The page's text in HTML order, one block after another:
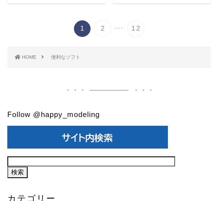
1 2 ... 12
HOME 便利なソフト
Follow @happy_modeling
カテゴリー